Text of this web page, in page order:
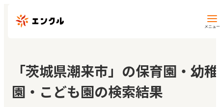
メニュー
保育園・幼稚園を探す
地図から探す
「茨城県潮来市」の保育園・幼稚
園・こども園の検索結果